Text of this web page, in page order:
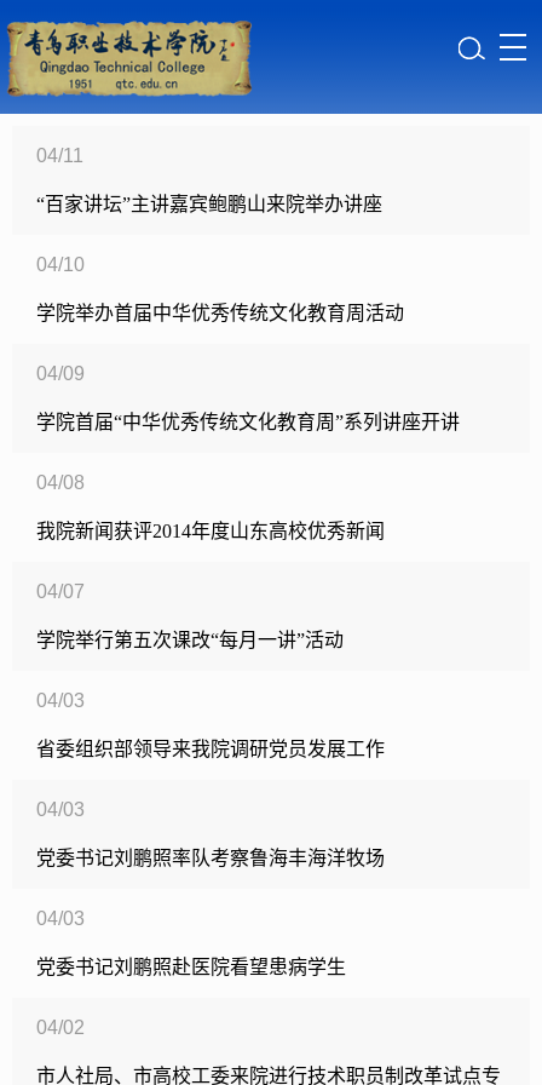
04/11
“百家讲坛”主讲嘉宾鲍鹏山来院举办讲座
04/10
学院举办首届中华优秀传统文化教育周活动
04/09
学院首届“中华优秀传统文化教育周”系列讲座开讲
04/08
我院新闻获评2014年度山东高校优秀新闻
04/07
学院举行第五次课改“每月一讲”活动
04/03
省委组织部领导来我院调研党员发展工作
04/03
党委书记刘鹏照率队考察鲁海丰海洋牧场
04/03
党委书记刘鹏照赴医院看望患病学生
04/02
市人社局、市高校工委来院进行技术职员制改革试点专